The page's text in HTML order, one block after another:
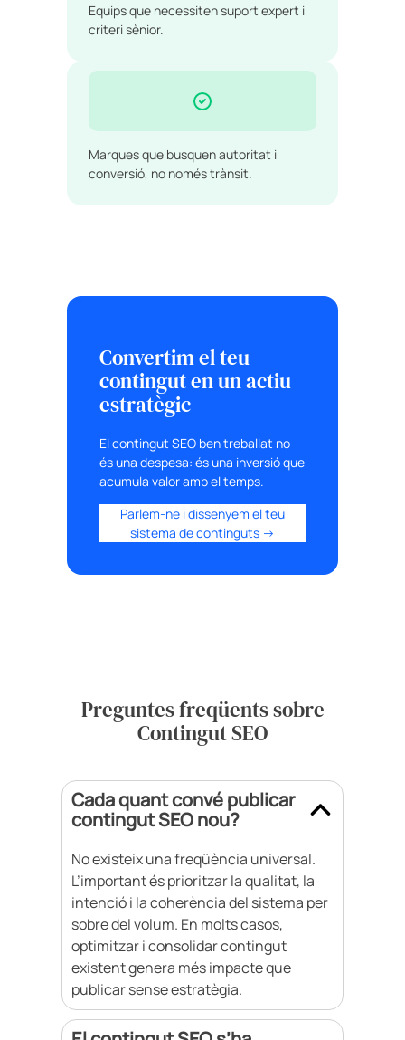
Equips que necessiten suport expert i
criteri sènior.
Marques que busquen autoritat i
conversió, no només trànsit.
Convertim el teu
contingut en un actiu
estratègic
El contingut SEO ben treballat no
és una despesa: és una inversió que
acumula valor amb el temps.
Parlem-ne i dissenyem el teu
sistema de continguts →
Preguntes freqüents sobre
Contingut SEO
Cada quant convé publicar
contingut SEO nou?
No existeix una freqüència universal.
L’important és prioritzar la qualitat, la
intenció i la coherència del sistema per
sobre del volum. En molts casos,
optimitzar i consolidar contingut
existent genera més impacte que
publicar sense estratègia.